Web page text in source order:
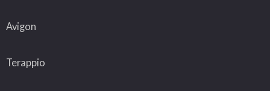
Avigon
Terappio